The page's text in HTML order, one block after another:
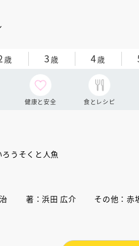
歳 3歳 4歳
健康と安全 食とレシピ
治 著：浜田 広介 その他：